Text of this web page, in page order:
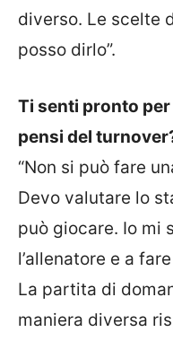
diverso. Le scelte
posso dirlo”.
Ti senti pronto
pensi del
“Non si può fare
Devo valutare lo
può giocare. Io mi
l’allenatore e a
La partita di
maniera diversa